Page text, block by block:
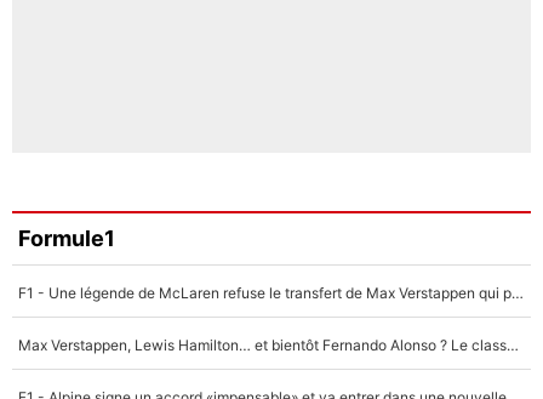
Formule1
F1 - Une légende de McLaren refuse le transfert de Max Verstappen qui pourrait «faire des vagues» et plomber l'ambiance dans l'équipe
Max Verstappen, Lewis Hamilton… et bientôt Fernando Alonso ? Le classement des pilotes les mieux payés en Formule 1 risque de changer !